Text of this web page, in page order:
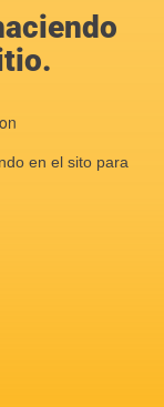
en el sito para